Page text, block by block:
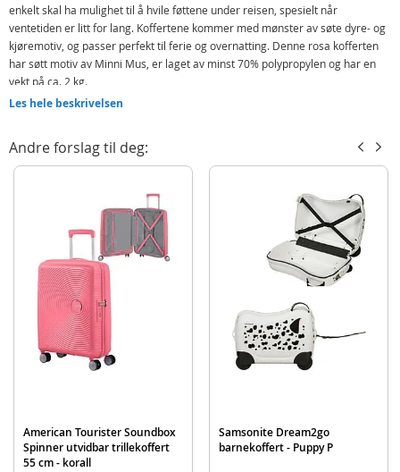
enkelt skal ha mulighet til å hvile føttene under reisen, spesielt når
ventetiden er litt for lang. Koffertene kommer med mønster av søte dyre- og
kjøremotiv, og passer perfekt til ferie og overnatting. Denne rosa kofferten
har søtt motiv av Minni Mus, er laget av minst 70% polypropylen og har en
vekt på ca. 2 kg.
Barnekofferntene fra Dream2Go har en fast 2-punkts lås, topphåndtak og
oppå, eller bruke som skulderstropp. Kofferten kan brukes som håndbagasje
Samsonite Dream2go barnekoffert - Minnie Mus
Mål: 38 x 52 x 21 cm
Volum: 30 L
Maks bærevekt: 50 kg
Produktdetaljer
Modell 145048-7064
Aktuelt Bestselgere
Les hele beskrivelsen
Andre forslag til deg:
American Tourister Soundbox
Spinner utvidbar trillekoffert
55 cm - korall
Samsonite Dream2go
barnekoffert - Puppy P